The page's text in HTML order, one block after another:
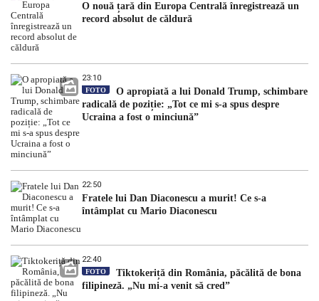
O nouă țară din Europa Centrală înregistrează un
record absolut de căldură
23:10
FOTO
O apropiată a lui Donald Trump, schimbare
radicală de poziție: „Tot ce mi s-a spus despre
Ucraina a fost o minciună”
22:50
Fratele lui Dan Diaconescu a murit! Ce s-a
întâmplat cu Mario Diaconescu
22:40
FOTO
Tiktokeriță din România, păcălită de bona
filipineză. „Nu mi-a venit să cred”